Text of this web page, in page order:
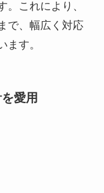
。これにより、
で、幅広く対応
ます。
愛用